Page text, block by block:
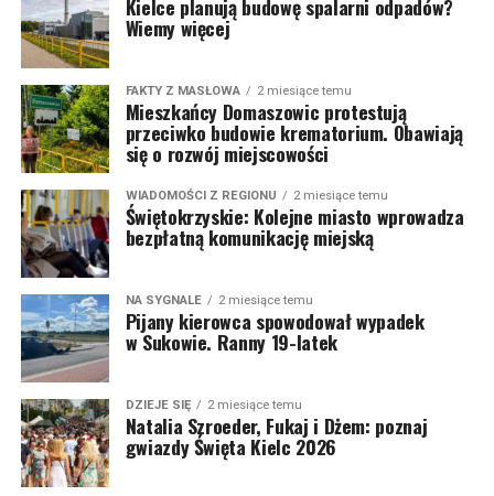
Kielce planują budowę spalarni odpadów?
Wiemy więcej
FAKTY Z MASŁOWA 2 miesiące temu
Mieszkańcy Domaszowic protestują
przeciwko budowie krematorium. Obawiają
się o rozwój miejscowości
WIADOMOŚCI Z REGIONU 2 miesiące temu
Świętokrzyskie: Kolejne miasto wprowadza
bezpłatną komunikację miejską
NA SYGNALE 2 miesiące temu
Pijany kierowca spowodował wypadek
w Sukowie. Ranny 19-latek
DZIEJE SIĘ 2 miesiące temu
Natalia Szroeder, Fukaj i Dżem: poznaj
gwiazdy Święta Kielc 2026